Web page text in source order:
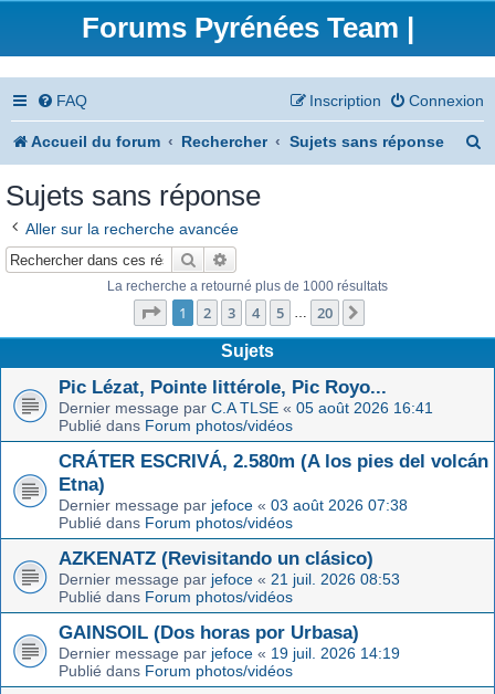
Forums Pyrénées Team |
FAQ Connexion
Inscription
Accueil du forum Rechercher Sujets sans réponse
Sujets sans réponse
Aller sur la recherche avancée
Rechercher
La recherche a retourné plus de 1000 résultats
Page 1sur20
1 2 3 4 5 … 20
Sujets
Pic Lézat, Pointe littérole, Pic Royo...
Dernier message par C.A TLSE « 05 août 2026 16:41
Publié dans Forum photos/vidéos
CRÁTER ESCRIVÁ, 2.580m (A los pies del volcán
Etna)
Dernier message par jefoce « 03 août 2026 07:38
Publié dans Forum photos/vidéos
AZKENATZ (Revisitando un clásico)
Dernier message par jefoce « 21 juil. 2026 08:53
Publié dans Forum photos/vidéos
GAINSOIL (Dos horas por Urbasa)
Dernier message par jefoce « 19 juil. 2026 14:19
Publié dans Forum photos/vidéos